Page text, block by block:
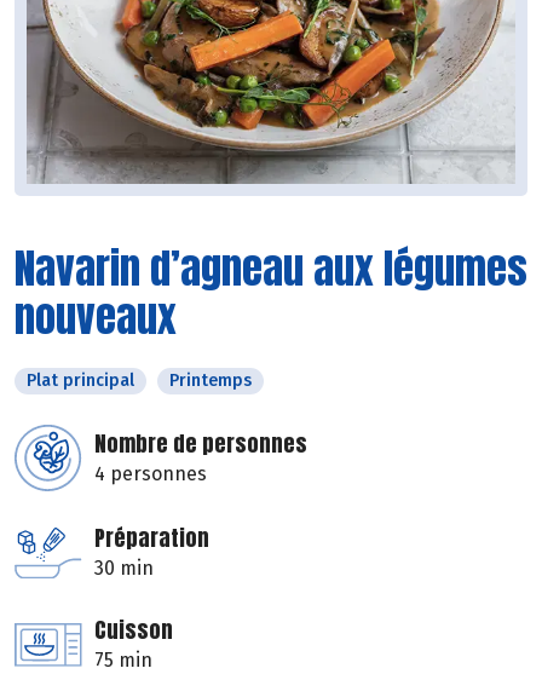
Navarin d’agneau aux légumes
nouveaux
Plat principal Printemps
Nombre de personnes
4 personnes
Préparation
30 min
Cuisson
75 min